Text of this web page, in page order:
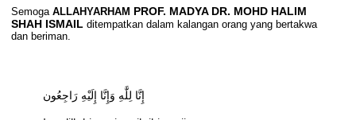
Semoga ALLAHYARHAM PROF. MADYA DR. MOHD HALIM
SHAH ISMAIL ditempatkan dalam kalangan orang yang bertakwa
dan beriman.